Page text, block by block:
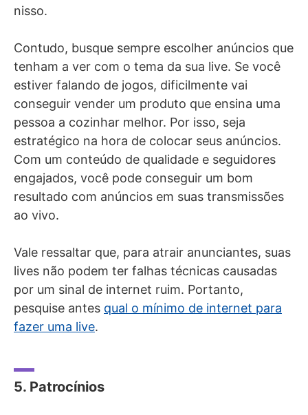
nisso.
Contudo, busque sempre escolher anúncios que
tenham a ver com o tema da sua live. Se você
estiver falando de jogos, dificilmente vai
conseguir vender um produto que ensina uma
pessoa a cozinhar melhor. Por isso, seja
estratégico na hora de colocar seus anúncios.
Com um conteúdo de qualidade e seguidores
engajados, você pode conseguir um bom
resultado com anúncios em suas transmissões
ao vivo.
Vale ressaltar que, para atrair anunciantes, suas
lives não podem ter falhas técnicas causadas
por um sinal de internet ruim. Portanto,
pesquise antes qual o mínimo de internet para
fazer uma live.
5. Patrocínios